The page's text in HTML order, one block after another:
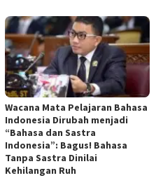
Wacana Mata Pelajaran Bahasa
Indonesia Dirubah menjadi
“Bahasa dan Sastra
Indonesia”: Bagus! Bahasa
Tanpa Sastra Dinilai
Kehilangan Ruh